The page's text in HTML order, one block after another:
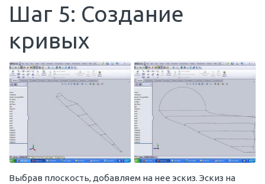
Шаг 5: Создание
кривых
Выбрав плоскость, добавляем на нее эскиз. Эскиз на